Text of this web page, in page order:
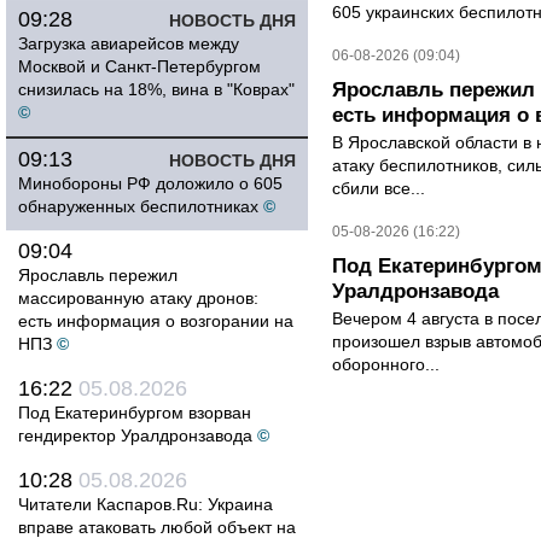
НОВОСТЬ ДНЯ
09:28
Загрузка авиарейсов между
Москвой и Санкт-Петербургом
снизилась на 18%, вина в "Коврах"
©
НОВОСТЬ ДНЯ
09:13
Минобороны РФ доложило о 605
обнаруженных беспилотниках ©
09:04
Ярославль пережил
массированную атаку дронов:
есть информация о возгорании на
НПЗ ©
16:22 05.08.2026
Под Екатеринбургом взорван
гендиректор Уралдронзавода ©
10:28 05.08.2026
Читатели Каспаров.Ru: Украина
вправе атаковать любой объект на
605 украинских
06-08-2026 (09:04)
Ярославль пережил
есть информация о
В Ярославской области в
атаку беспилотников,
сбили все...
05-08-2026 (16:22)
Под
Уралдронзавода
Вечером 4 августа в
произошел взрыв
оборонного...